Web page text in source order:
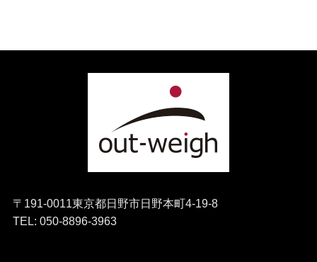
〒191-0011東京都日野市日野本町4-19-8
TEL: 050-8896-3963